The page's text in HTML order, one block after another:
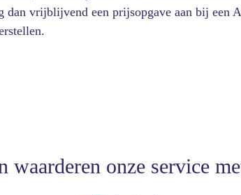
dan vrijblijvend een prijsopgave aan bij een
waarderen onze service